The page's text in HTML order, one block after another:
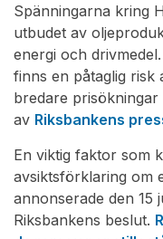
Spänningarna kring
utbudet av
energi och
finns en påtaglig risk
bredare
av Riksbankens
En viktig faktor som
avsiktsförklaring om
annonserade den 15
Riksbankens beslut.